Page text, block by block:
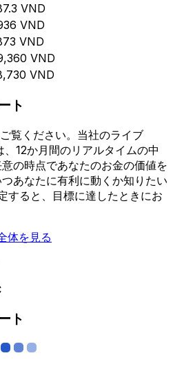
VND
VND
VND
VND
VND
ト
覧ください。当社のライブ
12か月間のリアルタイムの中
の時点であなたのお金の価値を
あなたに有利に動くか知りたい
すると、目標に達したときにお
体を見る
ト